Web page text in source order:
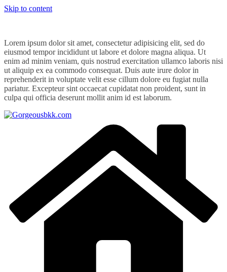
Skip to content
Lorem ipsum dolor sit amet, consectetur adipisicing elit, sed do
eiusmod tempor incididunt ut labore et dolore magna aliqua. Ut
enim ad minim veniam, quis nostrud exercitation ullamco laboris nisi
ut aliquip ex ea commodo consequat. Duis aute irure dolor in
reprehenderit in voluptate velit esse cillum dolore eu fugiat nulla
pariatur. Excepteur sint occaecat cupidatat non proident, sunt in
culpa qui officia deserunt mollit anim id est laborum.